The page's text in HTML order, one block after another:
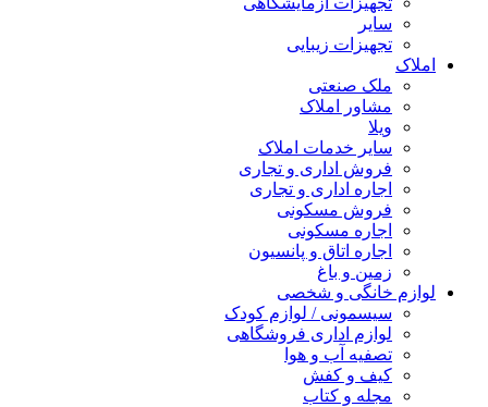
سایر
تجهیزات زیبایی
املاک
ملک صنعتی
مشاور املاک
ویلا
سایر خدمات املاک
فروش اداری و تجاری
اجاره اداری و تجاری
فروش مسکونی
اجاره مسکونی
اجاره اتاق و پانسیون
زمین و باغ
لوازم خانگی و شخصی
سیسمونی / لوازم کودک
لوازم اداری فروشگاهی
تصفیه آب و هوا
کیف و کفش
مجله و کتاب